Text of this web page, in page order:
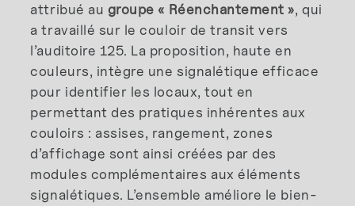
attribué au groupe « Réenchantement », qui
a travaillé sur le couloir de transit vers
l’auditoire 125. La proposition, haute en
couleurs, intègre une signalétique efficace
pour identifier les locaux, tout en
permettant des pratiques inhérentes aux
couloirs : assises, rangement, zones
d’affichage sont ainsi créées par des
modules complémentaires aux éléments
signalétiques. L’ensemble améliore le bien-